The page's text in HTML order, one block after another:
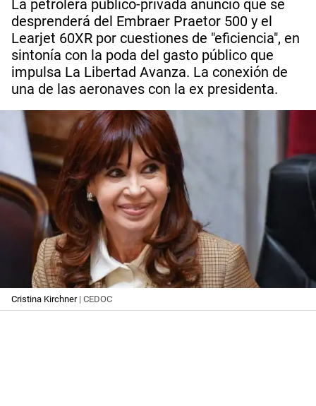
La petrolera público-privada anunció que se
desprenderá del Embraer Praetor 500 y el
Learjet 60XR por cuestiones de "eficiencia", en
sintonía con la poda del gasto público que
impulsa La Libertad Avanza. La conexión de
una de las aeronaves con la ex presidenta.
Cristina Kirchner| CEDOC